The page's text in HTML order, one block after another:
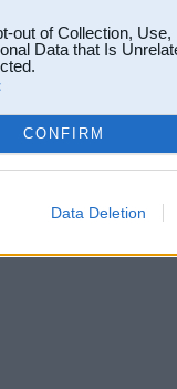
out of Collection,
Data that Is
CONFIRM
Data Deletion